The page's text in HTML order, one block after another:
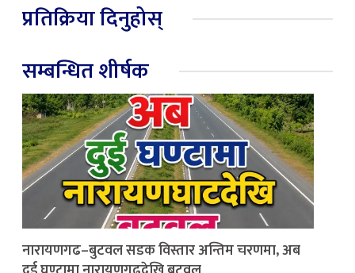
प्रतिक्रिया दिनुहोस्
सम्बन्धित शीर्षक
नारायणगढ–बुटवल सडक विस्तार अन्तिम चरणमा, अब